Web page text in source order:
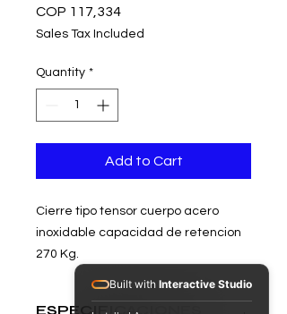
COP 117,334Price
Sales Tax Included
Quantity *
Add to Cart
Cierre tipo tensor cuerpo acero
inoxidable capacidad de retencion
270 Kg.
ESPECIFICACIONES
Built with Interactive Studio